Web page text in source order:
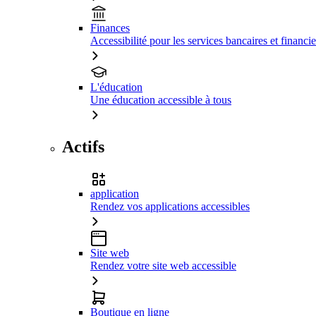
Finances
Accessibilité pour les services bancaires et
L'éducation
Une éducation accessible à tous
Actifs
application
Rendez vos applications accessibles
Site web
Rendez votre site web accessible
Boutique en ligne